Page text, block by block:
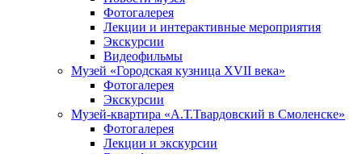
Фотогалерея
Лекции и интерактивные мероприятия
Экскурсии
Видеофильмы
Музей «Городская кузница XVII века»
Фотогалерея
Экскурсии
Музей-квартира «А.Т.Твардовский в Смоленске»
Фотогалерея
Лекции и экскурсии